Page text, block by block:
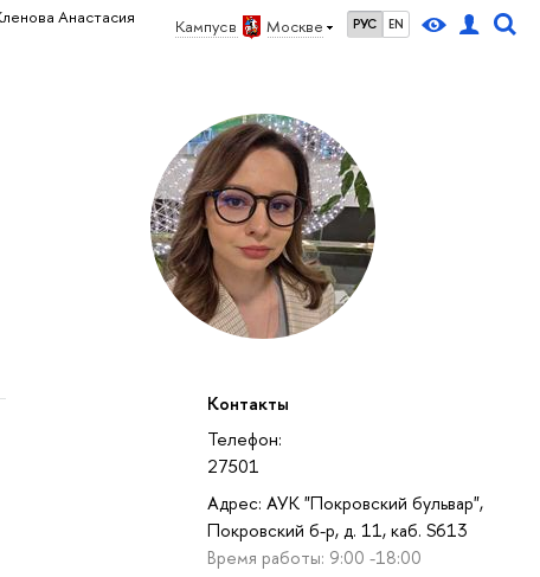
Кампус в Москве РУС EN
Анастасия
Контакты
Телефон:
27501
Адрес: АУК "Покровский бульвар",
Покровский б-р, д. 11, каб. S613
Время работы: 9:00 -18:00